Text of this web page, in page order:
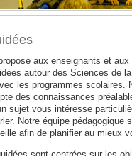
aux enseignants et
autour des Sciences de
les programmes scolaires.
des connaissances
sujet vous intéresse
Notre équipe pédagogique
afin de planifier au mieux